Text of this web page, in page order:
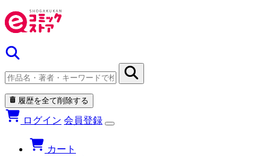
履歴を全て削除する
ログイン 会員登録
カート